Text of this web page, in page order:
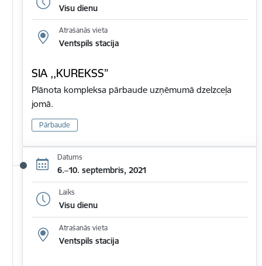
Visu dienu
Atrašanās vieta
Ventspils stacija
SIA ,,KUREKSS”
Plānota kompleksa pārbaude uzņēmumā dzelzceļa
jomā.
Pārbaude
Datums
6.–10. septembris, 2021
Laiks
Visu dienu
Atrašanās vieta
Ventspils stacija